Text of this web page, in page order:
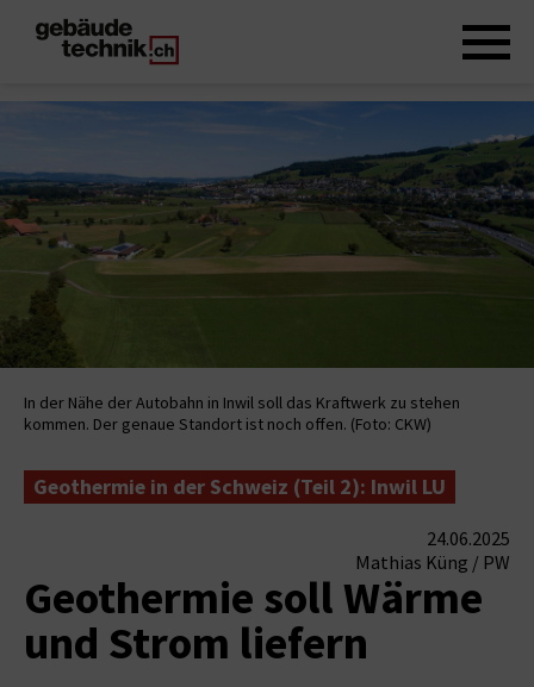
In der Nähe der Autobahn in Inwil soll das Kraftwerk zu stehen
kommen. Der genaue Standort ist noch offen. (Foto: CKW)
Geothermie in der Schweiz (Teil 2): Inwil LU
24.06.2025
Mathias Küng / PW
Geothermie soll Wärme
und Strom liefern